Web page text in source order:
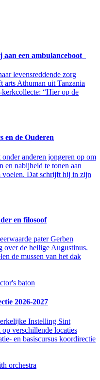
een ambulanceboot
levensreddende zorg
Athuman uit Tanzania
“Hier op de
en de Ouderen
anderen jon­ge­ren op om
en nabij­heid te tonen aan
voelen. Dat schrijft hij in zijn
en filosoof
pater Gerben
over de heilige Augustinus.
de mussen van het dak
2026-2027
Instelling Sint
verschillende locaties
en basiscursus koordirectie